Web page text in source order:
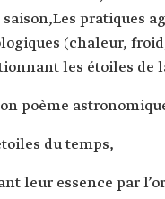
pratiques
(chaleur,
les étoiles de
poème
du temps,
leur essence par